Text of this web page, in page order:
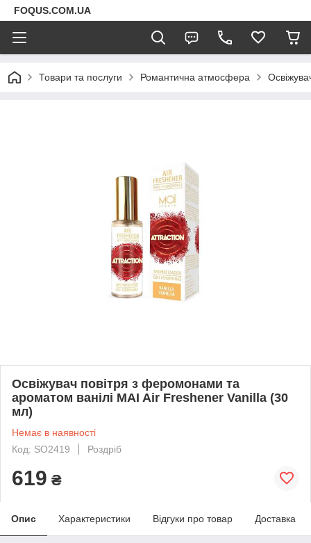
FOQUS.COM.UA
Товари та послуги Романтична атмосфера
Освіжувач повітря з феромонами та
ароматом ванілі MAI Air Freshener Vanilla (30
мл)
Немає в наявності
Код: SO2419
Роздріб
619 ₴
Опис Характеристики Відгуки про товар Доставка